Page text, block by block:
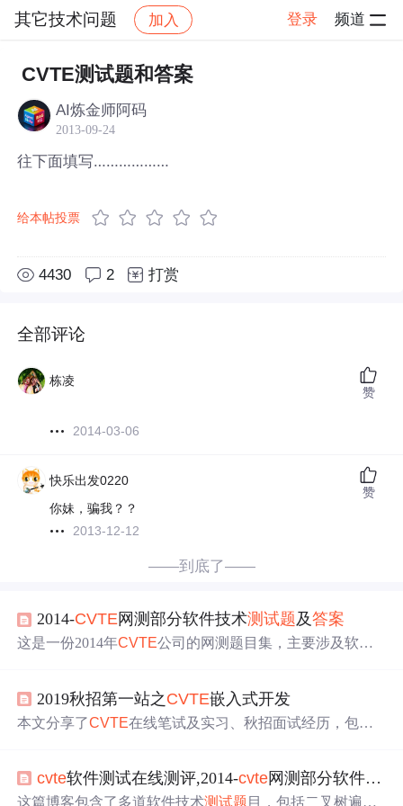
其它技术问题 加入 登录 频道
社区 其它技术问题
CVTE测试题和答案
AI炼金师阿码
2013-09-24
往下面填写………………
给本帖投票
4430 2 打赏
全部评论
栋凌
2014-03-06
赞
快乐出发0220
你妹，骗我？？
2013-12-12
赞
——到底了——
2014-CVTE网测部分软件技术测试题及答案
这是一份2014年CVTE公司的网测题目集，主要涉及软件
针对二叉树的先序遍历和后序遍历的特殊情况，以及如何
通过编程实现特定的字符串加密算法等。
2019秋招第一站之 CVTE嵌入式开发
本文分享了CVTE在线笔试及实习、秋招面试经历，包括
cvte软件测试在线测评,2014-cvte网测部分软件技术
这篇博客包含了多道软件技术测试题 目，包括二叉树遍